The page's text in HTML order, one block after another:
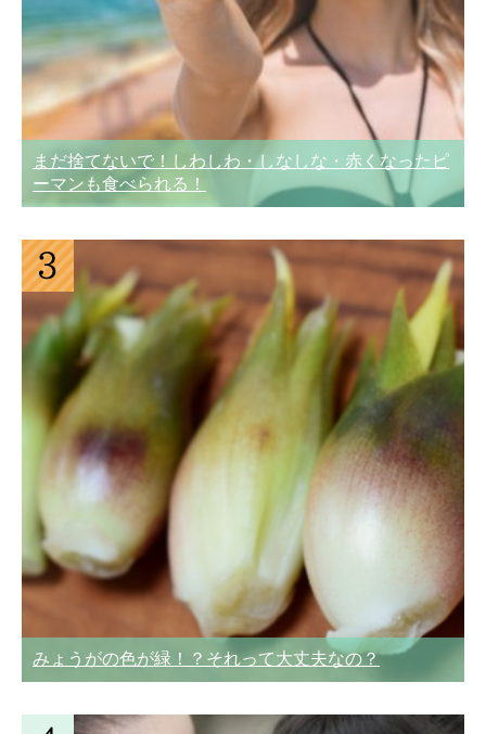
まだ捨てないで！しわしわ・しなしな・赤くなったピ
ーマンも食べられる！
みょうがの色が緑！？それって大丈夫なの？